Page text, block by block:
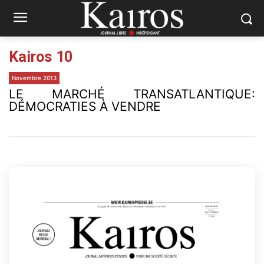
Kairos 10
Novembre 2013
LE MARCHÉ TRANSATLANTIQUE:
DÉMOCRATIES À VENDRE